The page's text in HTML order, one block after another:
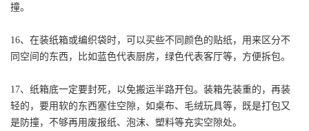
撞。
16、在装纸箱或编织袋时，可以买些不同颜色的贴纸，用来区分不
同空间的东西，比如蓝色代表厨房，绿色代表客厅等，方便拆包。
17、纸箱底一定要封死，以免搬运半路开包。装箱先装重的，再装
轻的，要用软的东西塞住空隙，如桌布、毛绒玩具等，既是打包又
是防撞，不够再用废报纸、泡沫、塑料等充实空隙处。